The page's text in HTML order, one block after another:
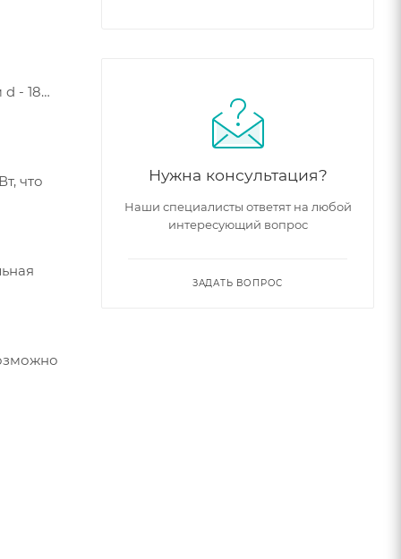
- 18
что
Нужна консультация?
Наши специалисты ответят на любой
интересующий вопрос
ЗАДАТЬ ВОПРОС